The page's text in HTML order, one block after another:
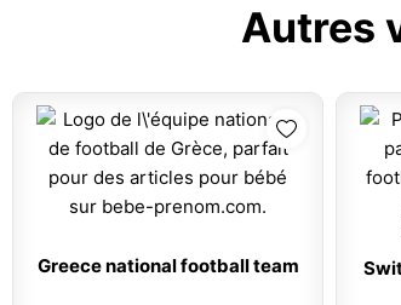
Autres
Greece national football team